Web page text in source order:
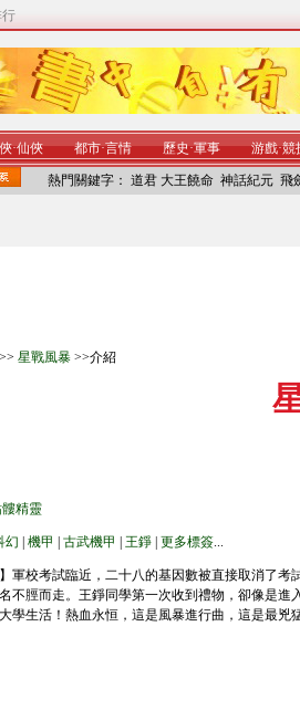
·仙俠 都市·言情 歷史·軍事 游戲·競
熱門關鍵字： 道君 大王饒命 神話紀元 飛
>> 星戰風暴 >>介紹
精靈
幻 機甲 古武機甲 王錚 更多標簽...
】軍校考試臨近，二十八的基因數被直接取消了
不脛而走。王錚同學第一次收到禮物，卻像是
學生活！熱血永恒，這是風暴進行曲，這是最兇